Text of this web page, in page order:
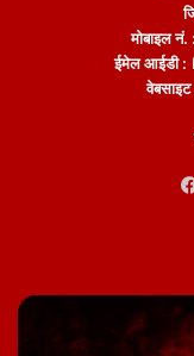
मोबाइल नं. :
ईमेल आईडी :
वेबसाइट